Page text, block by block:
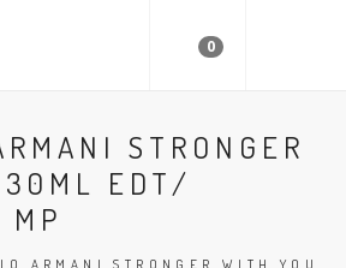
0
STRONGER
EDT/
MP
ARMANI STRONGER WITH YOU